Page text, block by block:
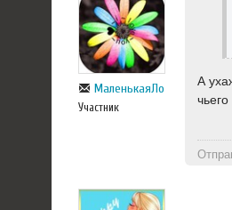
МаленькаяЛо
Участник
А